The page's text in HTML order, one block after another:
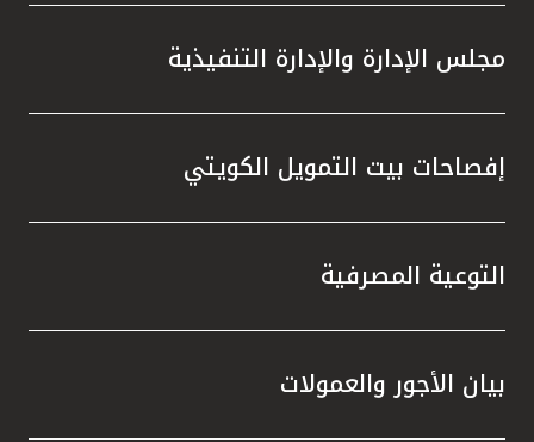
المملكة المتحدة
مملكة البحرين
مجلس الإدارة والإدارة التنفيذية
إفصاحات بيت التمويل الكويتي
التوعية المصرفية
بيان الأجور والعمولات